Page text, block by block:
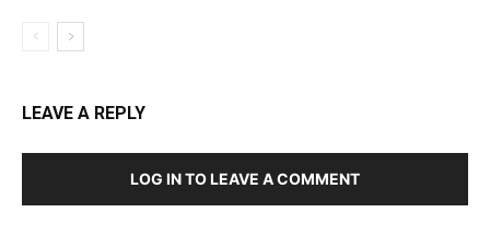
LEAVE A REPLY
LOG IN TO LEAVE A COMMENT